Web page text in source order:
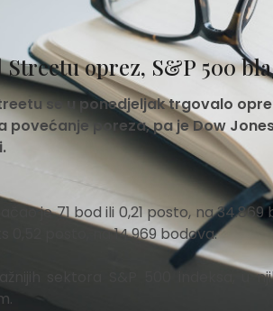
Streetu oprez, S&P 500
se u ponedjeljak trgovalo
povećanje poreza, pa je Dow
je 71 bod ili 0,21 posto, na
0,52 posto, na 14.969 bodova.
sektora S&P 500 indeksa,